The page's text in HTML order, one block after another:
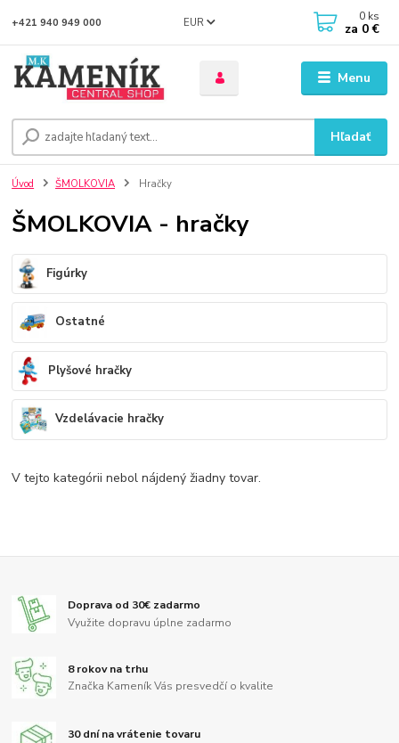
Menu
EUR
Hľadať
+421 940 949 000 0 ks
za 0 €
Úvod ŠMOLKOVIA Hračky
ŠMOLKOVIA - hračky
Figúrky
Ostatné
Plyšové hračky
Vzdelávacie hračky
V tejto kategórii nebol nájdený žiadny tovar.
Doprava od 30€ zadarmo
Využite dopravu úplne zadarmo
8 rokov na trhu
Značka Kameník Vás presvedčí o kvalite
30 dní na vrátenie tovaru